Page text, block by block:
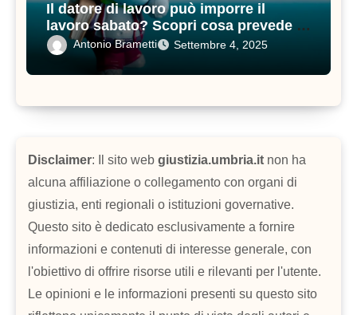
Il datore di lavoro può imporre il
lavoro sabato? Scopri cosa prevede il
contratto di lavoro
Antonio Brametti Settembre 4, 2025
Disclaimer: Il sito web giustizia.umbria.it non ha
alcuna affiliazione o collegamento con organi di
giustizia, enti regionali o istituzioni governative.
Questo sito è dedicato esclusivamente a fornire
informazioni e contenuti di interesse generale, con
l'obiettivo di offrire risorse utili e rilevanti per l'utente.
Le opinioni e le informazioni presenti su questo sito